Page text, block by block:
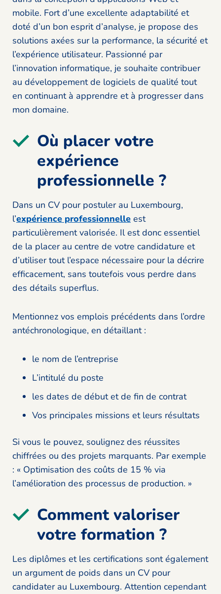
mobile. Fort d’une excellente adaptabilité et
doté d’un bon esprit d’analyse, je propose des
solutions axées sur la performance, la sécurité et
l’expérience utilisateur. Passionné par
l’innovation informatique, je souhaite contribuer
au développement de logiciels de qualité tout
en continuant à apprendre et à progresser dans
mon domaine.
Où placer votre
expérience
professionnelle ?
Dans un CV pour postuler au Luxembourg,
l’expérience professionnelle est
particulièrement valorisée. Il est donc essentiel
de la placer au centre de votre candidature et
d’utiliser tout l’espace nécessaire pour la décrire
efficacement, sans toutefois vous perdre dans
des détails superflus.
Mentionnez vos emplois précédents dans l’ordre
antéchronologique, en détaillant :
le nom de l’entreprise
L’intitulé du poste
les dates de début et de fin de contrat
Vos principales missions et leurs résultats
Si vous le pouvez, soulignez des réussites
chiffrées ou des projets marquants. Par exemple
: « Optimisation des coûts de 15 % via
l’amélioration des processus de production. »
Comment valoriser
votre formation ?
Les diplômes et les certifications sont également
un argument de poids dans un CV pour
candidater au Luxembourg. Attention cependant